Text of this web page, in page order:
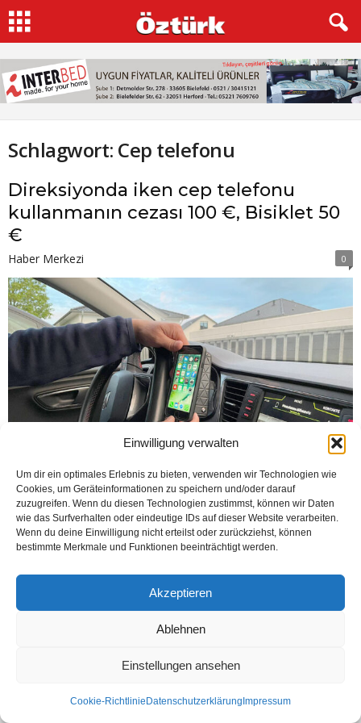
Einwilligung verwalten
Um dir ein optimales Erlebnis zu bieten, verwenden wir Technologien wie
Cookies, um Geräteinformationen zu speichern und/oder darauf
zuzugreifen. Wenn du diesen Technologien zustimmst, können wir Daten
wie das Surfverhalten oder eindeutige IDs auf dieser Website verarbeiten.
Wenn du deine Einwilligung nicht erteilst oder zurückziehst, können
bestimmte Merkmale und Funktionen beeinträchtigt werden.
Akzeptieren
Ablehnen
Einstellungen ansehen
Cookie-Richtlinie Datenschutzerklärung Impressum
Schlagwort: Cep telefonu
Direksiyonda iken cep telefonu
kullanmanın cezası 100 €, Bisiklet 50
€
Haber Merkezi 0
Dr. Ramazan Efe www.kanzlei-efe.de Arabadasınız; Cep telefonunuzu ara
konsola koymak veya örneğin doğrudan cep telefonunuzun arkasına
yerleştirdiğiniz aynada kendinize bakmak istiyorsunuz. Tam bu sırada polis sizi
Datenschutzerklärung
Impressum
© Öztürk Gazetesi 1986 – 2026